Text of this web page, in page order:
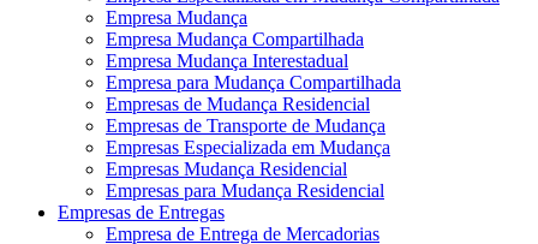
Empresa Mudança
Empresa Mudança Compartilhada
Empresa Mudança Interestadual
Empresa para Mudança Compartilhada
Empresas de Mudança Residencial
Empresas de Transporte de Mudança
Empresas Especializada em Mudança
Empresas Mudança Residencial
Empresas para Mudança Residencial
Empresas de Entregas
Empresa de Entrega de Mercadorias